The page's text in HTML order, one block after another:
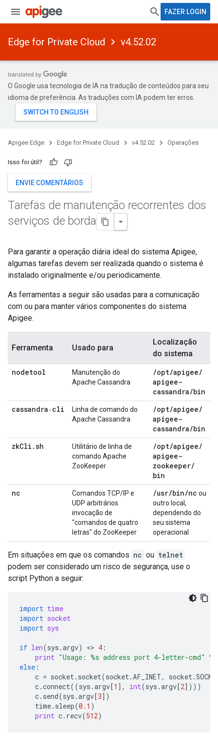
FAZER LOGIN
Edge for Private Cloud v4.52.02
O Google usa tecnologia de IA na tradução de conteúdos para seu
idioma de preferência. As traduções com IA podem ter erros.
Apigee Edge Edge for Private Cloud v4.52.02 Operações
Isso foi útil?
ENVIE COMENTÁRIOS
Tarefas de manutenção recorrentes dos
serviços de borda
Para garantir a operação diária ideal do sistema Apigee,
algumas tarefas devem ser realizada quando o sistema é
instalado originalmente e/ou periodicamente.
As ferramentas a seguir são usadas para a comunicação
com ou para manter vários componentes do sistema
Apigee.
Ferramenta Usado para
Localização
do sistema
nodetool
Manutenção do
Apache Cassandra
/opt/apigee/
apigee-
cassandra/bin
cassandra‑cli
Linha de comando do
Apache Cassandra
/opt/apigee/
apigee-
cassandra/bin
zkCli .sh
Utilitário de linha de
comando Apache
ZooKeeper
/opt/apigee/
apigee-
zookeeper/
bin
nc
Comandos TCP/IP e
UDP arbitrários
invocação de
"comandos de quatro
letras" do ZooKeeper
/usr/bin/nc ou
outro local,
dependendo do
seu sistema
operacional
Em situações em que os comandos nc ou telnet
podem ser considerado um risco de segurança, use o
script Python a seguir:
import time
import socket
import sys
if len(sys .argv) <> 4 :
print "Usage: %s address port 4-letter-cmd" %
else :
c = socket. socket(socket.AF_INET, socket.
c.connect((sys .argv[1 ], int(sys .argv[2])))
c. send(sys .argv[3])
time. sleep(0.1 )
print c. recv(512)